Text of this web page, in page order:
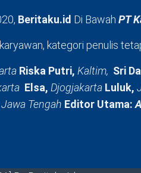
Beritaku.id Di Bawah PT
kategori penulis
Riska Putri, Kaltim, Sri
Elsa, Djogjakarta Luluk,
Jawa Tengah Editor Utama: